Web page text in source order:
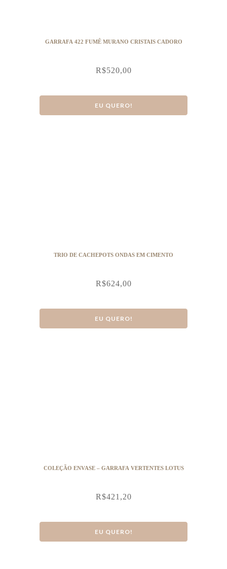
GARRAFA 422 FUMÊ MURANO CRISTAIS CADORO
R$520,00
EU QUERO!
TRIO DE CACHEPOTS ONDAS EM CIMENTO
R$624,00
EU QUERO!
COLEÇÃO ENVASE – GARRAFA VERTENTES LOTUS
R$421,20
EU QUERO!